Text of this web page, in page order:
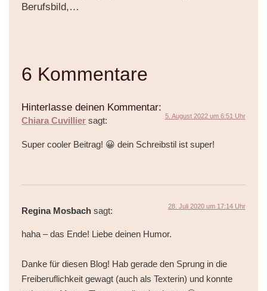
Berufsbild,…
Hinterlasse deinen Kommentar:
6 Kommentare
Chiara Cuvillier sagt: 5. August 2022 um 6:51 Uhr
Super cooler Beitrag! 😀 dein Schreibstil ist super!
Regina Mosbach sagt: 28. Juli 2020 um 17:14 Uhr
haha – das Ende! Liebe deinen Humor.
Danke für diesen Blog! Hab gerade den Sprung in die
Freiberuflichkeit gewagt (auch als Texterin) und konnte